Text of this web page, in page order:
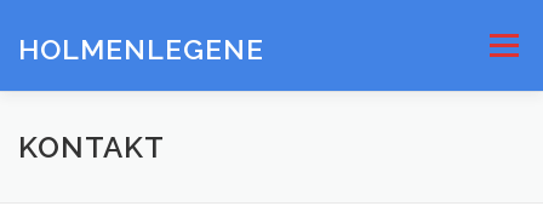
innhold
HOLMENLEGENE Meny
ANSATTE
KONTAKT